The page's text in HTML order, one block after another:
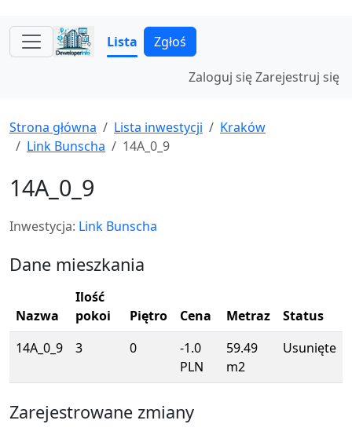
Lista Zgłoś
Zaloguj sięZarejestruj się
Strona główna Lista inwestycji
Kraków
Link Bunscha
14A_0_9
14A_0_9
Inwestycja: Link Bunscha
Dane mieszkania
Nazwa
Ilość
pokoi
Piętro Cena Metraz
Status
14A_0_9
3 0
-1.0
PLN
59.49
m2
Usunięte
Zarejestrowane zmiany